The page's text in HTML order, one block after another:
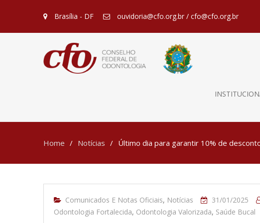
Brasília - DF ouvidoria@cfo.org.br / cfo@cfo.org.br
Home Notícias Último dia para garantir 10% de
Comunicados E Notas Oficiais, Notícias 31/01/2025
Odontologia Fortalecida, Odontologia Valorizada, Saúde Bucal